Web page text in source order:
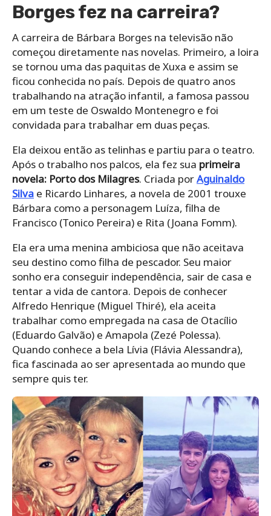
Borges fez na carreira?
A carreira de Bárbara Borges na televisão não
começou diretamente nas novelas. Primeiro, a loira
se tornou uma das paquitas de Xuxa e assim se
ficou conhecida no país. Depois de quatro anos
trabalhando na atração infantil, a famosa passou
em um teste de Oswaldo Montenegro e foi
convidada para trabalhar em duas peças.
Ela deixou então as telinhas e partiu para o teatro.
Após o trabalho nos palcos, ela fez sua primeira
novela: Porto dos Milagres. Criada porAguinaldo
Silva e Ricardo Linhares, a novela de 2001 trouxe
Bárbara como a personagem Luíza, filha de
Francisco (Tonico Pereira) e Rita (Joana Fomm).
Ela era uma menina ambiciosa que não aceitava
seu destino como filha de pescador. Seu maior
sonho era conseguir independência, sair de casa e
tentar a vida de cantora. Depois de conhecer
Alfredo Henrique (Miguel Thiré), ela aceita
trabalhar como empregada na casa de Otacílio
(Eduardo Galvão) e Amapola (Zezé Polessa).
Quando conhece a bela Lívia (Flávia Alessandra),
fica fascinada ao ser apresentada ao mundo que
sempre quis ter.